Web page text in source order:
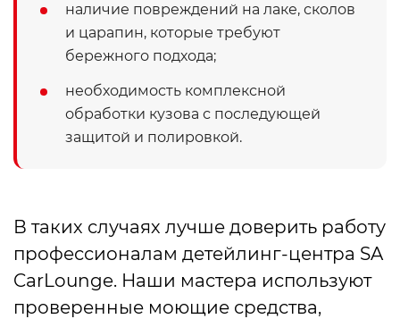
наличие повреждений на лаке, сколов
и царапин, которые требуют
бережного подхода;
необходимость комплексной
обработки кузова с последующей
защитой и полировкой.
В таких случаях лучше доверить работу
профессионалам детейлинг-центра SA
CarLounge. Наши мастера используют
проверенные моющие средства,